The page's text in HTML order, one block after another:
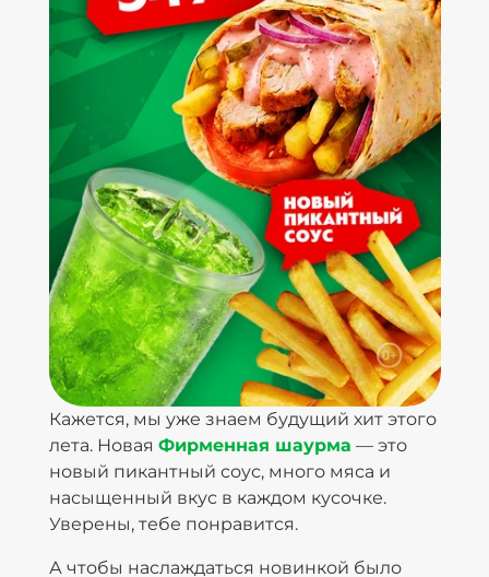
Кажется, мы уже знаем будущий хит этого
лета. Новая Фирменная шаурма — это
новый пикантный соус, много мяса и
насыщенный вкус в каждом кусочке.
Уверены, тебе понравится.
А чтобы наслаждаться новинкой было